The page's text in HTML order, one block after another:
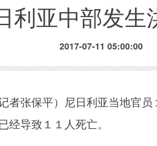
利亚中部发生
2017-07-11 05:00:00
张保平）尼日利亚当地官员
导致１１人死亡。